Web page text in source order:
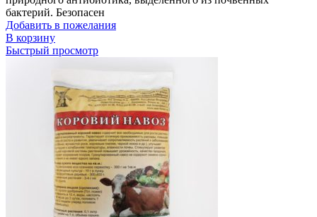
бактерий. Безопасен
Добавить в пожелания
В корзину
Быстрый просмотр